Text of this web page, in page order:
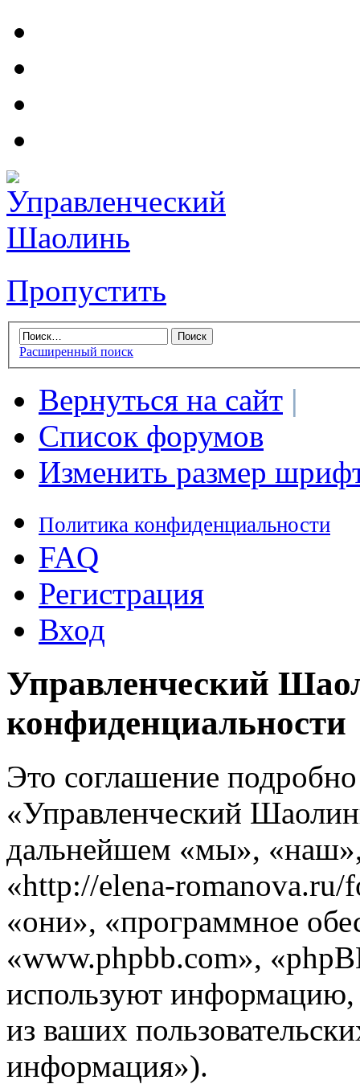
Пропустить
Расширенный поиск
Вернуться на сайт |
Список форумов
Изменить размер
Политика конфиденциальности
FAQ
Регистрация
Вход
Управленческий
конфиденциальности
Это соглашение подробно
«Управленческий
дальнейшем «мы»,
«http://elena-
«они», «программное
«www.phpbb.com»,
используют
из ваших
информация»).